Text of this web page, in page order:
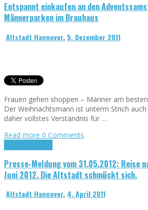
Entspannt einkaufen an den
Männerparken im Brauhaus
Altstadt Hannover, 5. Dezember 2011
Frauen gehen shoppen – Männer am
Der Weihnachtsmann ist unterm Strich
daher vollstes Verständnis für …
Read more 0 Comments
Presse-Meldung vom 31.05.2012: Reise
Juni 2012. Die Altstadt schmückt sich.
Altstadt Hannover, 4. April 2011